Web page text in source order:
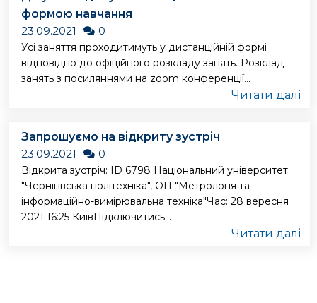
формою навчання
23.09.2021
0
Усі заняття проходитимуть у дистанційній формі
відповідно до офіційного розкладу занять. Розклад
занять з посиляннями на zoom конференції...
Читати далі
Запрошуємо на відкриту зустріч
23.09.2021
0
Відкрита зустріч: ID 6798 Національний університет
"Чернігівська політехніка", ОП "Метрологія та
інформаційно-вимірювальна техніка"Час: 28 вересня
2021 16:25 КиївПідключитись...
Читати далі